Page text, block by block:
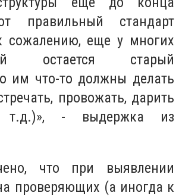
правильный стандарт
сожалению, еще у многих
остается старый
им что-то должны делать
провожать, дарить
т.д.)», - выдержка из
что при выявлении
проверяющих (а иногда к